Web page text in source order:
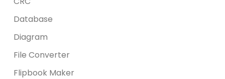
Database
Diagram
File Converter
Flipbook Maker